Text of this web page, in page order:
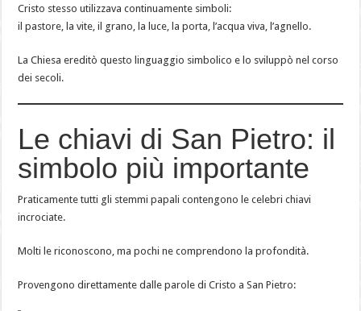
Cristo stesso utilizzava continuamente simboli:
il pastore, la vite, il grano, la luce, la porta, l’acqua viva, l’agnello.
La Chiesa ereditò questo linguaggio simbolico e lo sviluppò nel corso
dei secoli.
Le chiavi di San Pietro: il
simbolo più importante
Praticamente tutti gli stemmi papali contengono le celebri chiavi
incrociate.
Molti le riconoscono, ma pochi ne comprendono la profondità.
Provengono direttamente dalle parole di Cristo a San Pietro: